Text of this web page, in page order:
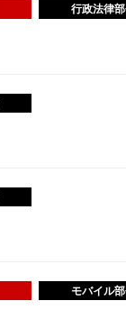
行政法律
モバイル